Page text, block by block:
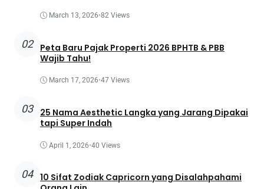
March 13, 2026•82 Views
02
Peta Baru Pajak Properti 2026 BPHTB & PBB
Wajib Tahu!
March 17, 2026•47 Views
03
25 Nama Aesthetic Langka yang Jarang Dipakai
tapi Super Indah
April 1, 2026•40 Views
04 10 Sifat Zodiak Capricorn yang Disalahpahami